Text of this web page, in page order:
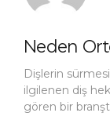
Neden
Dişlerin
ilgilenen diş
gören bir